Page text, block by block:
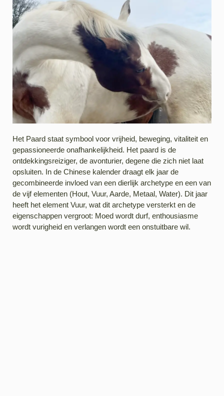
Het Paard staat symbool voor vrijheid, beweging, vitaliteit en
gepassioneerde onafhankelijkheid. Het paard is de
ontdekkingsreiziger, de avonturier, degene die zich niet laat
opsluiten. In de Chinese kalender draagt elk jaar de
gecombineerde invloed van een dierlijk archetype en een van
de vijf elementen (Hout, Vuur, Aarde, Metaal, Water). Dit jaar
heeft het element Vuur, wat dit archetype versterkt en de
eigenschappen vergroot: Moed wordt durf, enthousiasme
wordt vurigheid en verlangen wordt een onstuitbare wil.